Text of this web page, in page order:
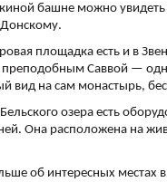
башне можно
площадка есть и в
преподобным Саввой —
вид на сам монастырь,
Бельского озера есть
Она расположена на
об интересных